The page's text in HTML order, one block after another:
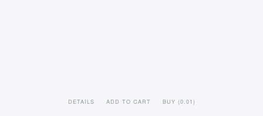
DETAILS ADD TO CART BUY (0.01)